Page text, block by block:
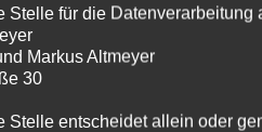
Stelle für die Datenverarbeitung
Markus Altmeyer
30
Stelle entscheidet allein oder